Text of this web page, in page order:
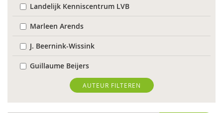
Landelijk Kenniscentrum LVB
Marleen Arends
J. Beernink-Wissink
Guillaume Beijers
Femke Berends
Ingeborg Berger
AUTEUR FILTEREN